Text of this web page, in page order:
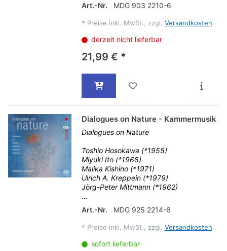
Art.-Nr.
MDG 903 2210-6
* Preise inkl. MwSt., zzgl. Versandkosten
derzeit nicht lieferbar
21,99 € *
Dialogues on Nature - Kammermusik
Dialogues on Nature
Toshio Hosokawa (*1955)
Miyuki Ito (*1968)
Malika Kishino (*1971)
Ulrich A. Kreppein (*1979)
Jörg-Peter Mittmann (*1962)
...
Art.-Nr.
MDG 925 2214-6
* Preise inkl. MwSt., zzgl. Versandkosten
sofort lieferbar